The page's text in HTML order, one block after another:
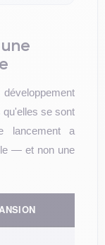
qu'elles se sont
lancement a
— et non une